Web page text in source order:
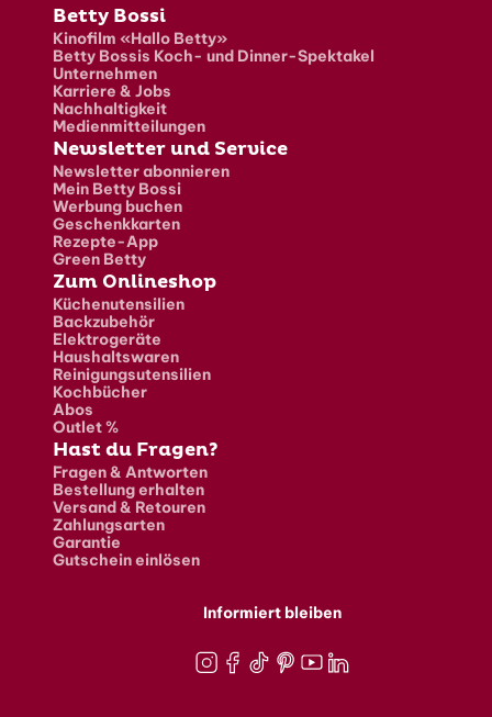
Fusszeile
Betty Bossi
Kinofilm «Hallo Betty»
Betty Bossis Koch- und Dinner-Spektakel
Unternehmen
Karriere & Jobs
Nachhaltigkeit
Medienmitteilungen
Newsletter und Service
Newsletter abonnieren
Mein Betty Bossi
Werbung buchen
Geschenkkarten
Rezepte-App
Green Betty
Zum Onlineshop
Küchenutensilien
Backzubehör
Elektrogeräte
Haushaltswaren
Reinigungsutensilien
Kochbücher
Abos
Outlet %
Hast du Fragen?
Fragen & Antworten
Bestellung erhalten
Versand & Retouren
Zahlungsarten
Garantie
Gutschein einlösen
Informiert bleiben